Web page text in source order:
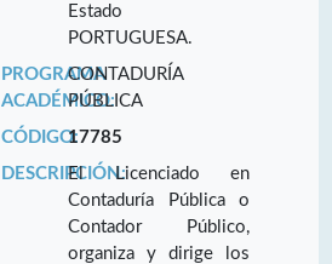
Estado
PORTUGUESA.
PROGRAMA
ACADÉMICO:
CONTADURÍA
PÚBLICA
CÓDIGO:17785
DESCRIPCIÓN:El Licenciado en
Contaduría Pública o
Contador Público,
organiza y dirige los